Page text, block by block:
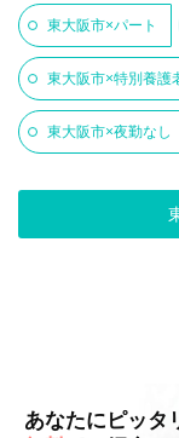
東大阪市×パート
東大阪市×特別養護
東大阪市×夜勤なし
あなたにピッタ